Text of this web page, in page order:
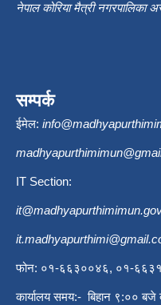
नेपाल कोरिया मैत्री नगरपालिका
सम्पर्क
ईमेल:
IT Section:
फोन: ०१-६६३००४६, ०१-
कार्यालय समय:- बिहान ९:०० बजे